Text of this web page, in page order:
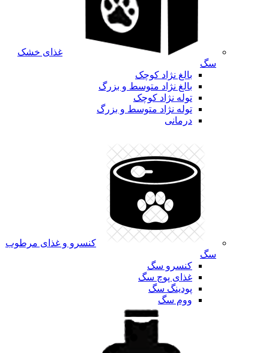
غذای خشک
سگ
بالغ نژاد کوچک
بالغ نژاد متوسط و بزرگ
توله نژاد کوچک
توله نژاد متوسط و بزرگ
درمانی
کنسرو و غذای مرطوب
سگ
کنسرو سگ
غذای پوچ سگ
پودینگ سگ
ووم سگ